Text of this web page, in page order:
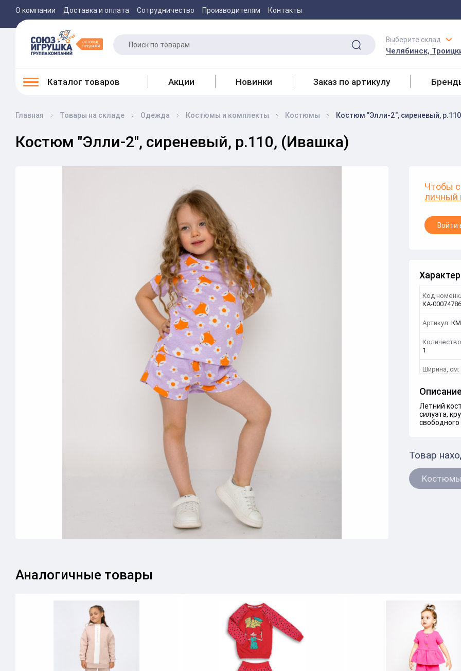
О компании Доставка и оплата Сотрудничество Производителям Контакты
Выберите склад
Челябинск,
Каталог товаров Акции Новинки Заказ по артикулу
Главная Товары на складе Одежда Костюмы и комплекты Костюмы Костюм "Элли-2", сиреневый,
Костюм "Элли-2", сиреневый, р.110, (Ивашка)
Чтобы
личный
Войти
Код
КА-00074786
Артикул:
1
Ширина, см:
Летний
силуэта,
Товар
Аналогичные товары